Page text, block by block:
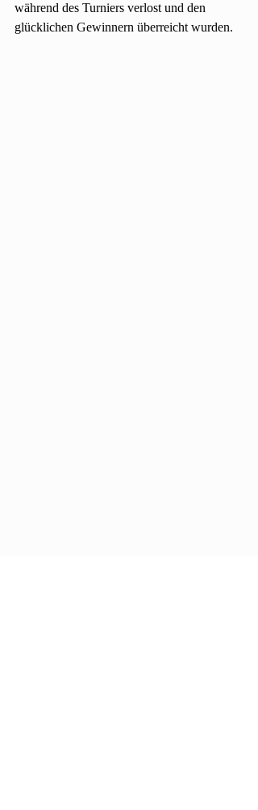
während des Turniers verlost und den
glücklichen Gewinnern überreicht wurden.